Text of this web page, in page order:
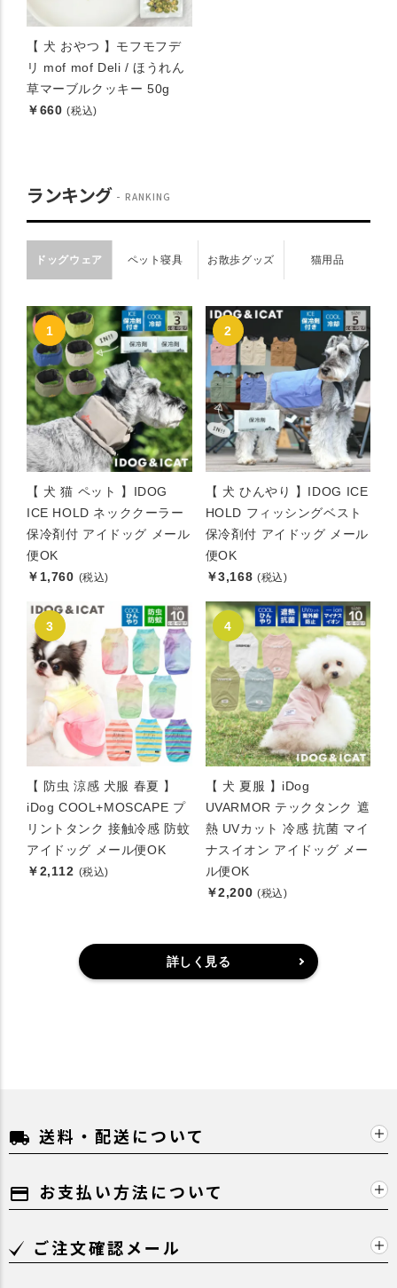
【 犬 おやつ 】モフモフデ
リ mof mof Deli / ほうれん
草マーブルクッキー 50g
￥660 (税込)
ランキング RANKING
ドッグウェア ペット寝具 お散歩グッズ 猫用品
【 犬 猫 ペット 】IDOG
ICE HOLD ネッククーラー
保冷剤付 アイドッグ メール
便OK
￥1,760 (税込)
【 犬 ひんやり 】IDOG ICE
HOLD フィッシングベスト
保冷剤付 アイドッグ メール
便OK
￥3,168 (税込)
【 防虫 涼感 犬服 春夏 】
iDog COOL+MOSCAPE プ
リントタンク 接触冷感 防蚊
アイドッグ メール便OK
￥2,112 (税込)
【 犬 夏服 】iDog
UVARMOR テックタンク 遮
熱 UVカット 冷感 抗菌 マイ
ナスイオン アイドッグ メー
ル便OK
￥2,200 (税込)
詳しく見る
local_shipping 送料・配送について
payment お支払い方法について
ご注文確認メール